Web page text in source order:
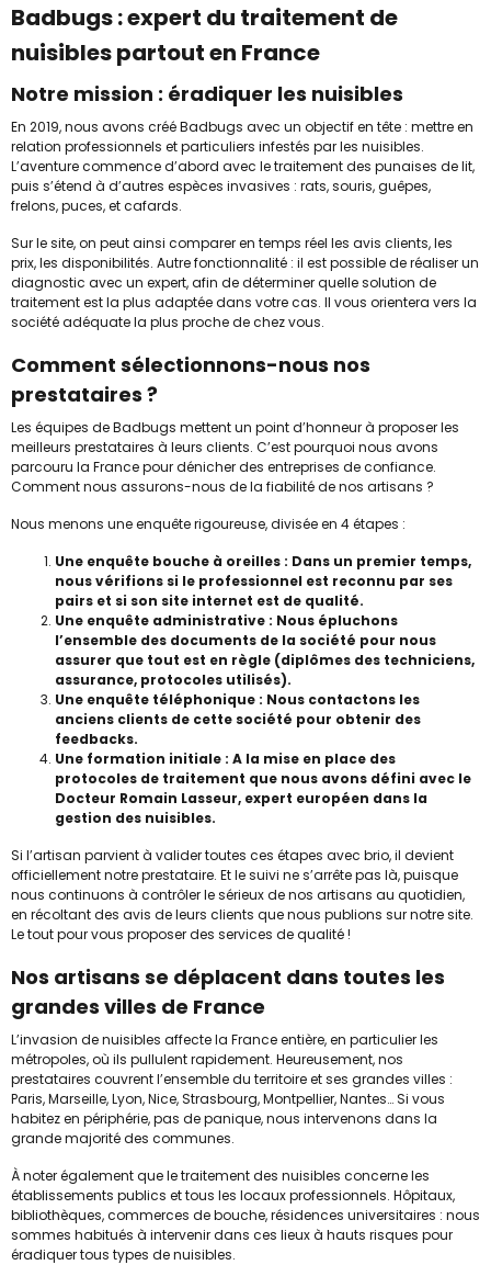
Badbugs : expert du traitement de
nuisibles partout en France
Notre mission : éradiquer les nuisibles
En 2019, nous avons créé Badbugs avec un objectif en tête : mettre en
relation professionnels et particuliers infestés par les nuisibles.
L’aventure commence d’abord avec le traitement des punaises de lit,
puis s’étend à d’autres espèces invasives : rats, souris, guêpes,
frelons, puces, et cafards.
Sur le site, on peut ainsi comparer en temps réel les avis clients, les
prix, les disponibilités. Autre fonctionnalité : il est possible de réaliser un
diagnostic avec un expert, afin de déterminer quelle solution de
traitement est la plus adaptée dans votre cas. Il vous orientera vers la
société adéquate la plus proche de chez vous.
Comment sélectionnons-nous nos
prestataires ?
Les équipes de Badbugs mettent un point d’honneur à proposer les
meilleurs prestataires à leurs clients. C’est pourquoi nous avons
parcouru la France pour dénicher des entreprises de confiance.
Comment nous assurons-nous de la fiabilité de nos artisans ?
Nous menons une enquête rigoureuse, divisée en 4 étapes :
Une enquête bouche à oreilles : Dans un premier temps,
nous vérifions si le professionnel est reconnu par ses
pairs et si son site internet est de qualité.
Une enquête administrative : Nous épluchons
l’ensemble des documents de la société pour nous
assurer que tout est en règle (diplômes des techniciens,
assurance, protocoles utilisés).
Une enquête téléphonique : Nous contactons les
anciens clients de cette société pour obtenir des
feedbacks.
Une formation initiale : A la mise en place des
protocoles de traitement que nous avons défini avec le
Docteur Romain Lasseur, expert européen dans la
gestion des nuisibles.
Si l’artisan parvient à valider toutes ces étapes avec brio, il devient
officiellement notre prestataire. Et le suivi ne s’arrête pas là, puisque
nous continuons à contrôler le sérieux de nos artisans au quotidien,
en récoltant des avis de leurs clients que nous publions sur notre site.
Le tout pour vous proposer des services de qualité !
Nos artisans se déplacent dans toutes les
grandes villes de France
L’invasion de nuisibles affecte la France entière, en particulier les
métropoles, où ils pullulent rapidement. Heureusement, nos
prestataires couvrent l’ensemble du territoire et ses grandes villes :
Paris, Marseille, Lyon, Nice, Strasbourg, Montpellier, Nantes… Si vous
habitez en périphérie, pas de panique, nous intervenons dans la
grande majorité des communes.
À noter également que le traitement des nuisibles concerne les
établissements publics et tous les locaux professionnels. Hôpitaux,
bibliothèques, commerces de bouche, résidences universitaires : nous
sommes habitués à intervenir dans ces lieux à hauts risques pour
éradiquer tous types de nuisibles.